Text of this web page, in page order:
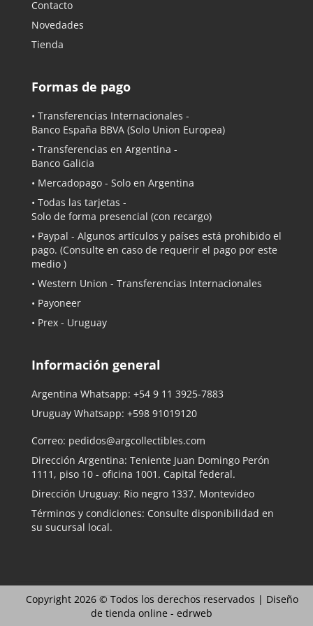
Contacto
Novedades
Tienda
Formas de pago
• Transferencias Internacionales -
Banco España BBVA (Solo Union Europea)
• Transferencias en Argentina -
Banco Galicia
• Mercadopago - Solo en Argentina
• Todas las tarjetas -
Solo de forma presencial (con recargo)
• Paypal - Algunos artículos y países está prohibido el
pago. (Consulte en caso de requerir el pago por este
medio )
• Western Union - Transferencias Internacionales
• Payoneer
• Prex - Uruguay
Información general
Argentina Whatsapp: +54 9 11 3925-7883
Uruguay Whatsapp: +598 91019120
Correo: pedidos@argcollectibles.com
Dirección Argentina: Teniente Juan Domingo Perón
1111, piso 10 - oficina 1001. Capital federal.
Dirección Uruguay: Rio negro 1337. Montevideo
Términos y condiciones: Consulte disponibilidad en
su sucursal local.
Copyright 2026 © Todos los derechos reservados | Diseño
de tienda online - edrweb